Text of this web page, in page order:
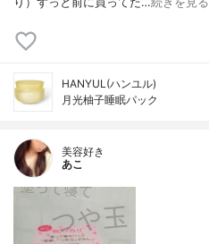
HANYUL(ハンユル)
月光柚子睡眠パック
美容好き
あこ